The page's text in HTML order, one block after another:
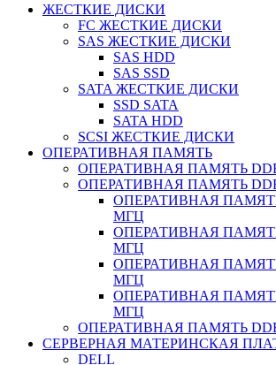
ЖЕСТКИЕ ДИСКИ
FC ЖЕСТКИЕ ДИСКИ
SAS ЖЕСТКИЕ ДИСКИ
SAS HDD
SAS SSD
SATA ЖЕСТКИЕ ДИСКИ
SSD SATA
SATA HDD
SCSI ЖЕСТКИЕ ДИСКИ
ОПЕРАТИВНАЯ ПАМЯТЬ
ОПЕРАТИВНАЯ ПАМЯТЬ
ОПЕРАТИВНАЯ ПАМЯТЬ
ОПЕРАТИВНАЯ ПАМЯТЬ
МГЦ
ОПЕРАТИВНАЯ ПАМЯТЬ
МГЦ
ОПЕРАТИВНАЯ ПАМЯТЬ
МГЦ
ОПЕРАТИВНАЯ ПАМЯТЬ
МГЦ
ОПЕРАТИВНАЯ ПАМЯТЬ
СЕРВЕРНАЯ МАТЕРИНСКАЯ
DELL